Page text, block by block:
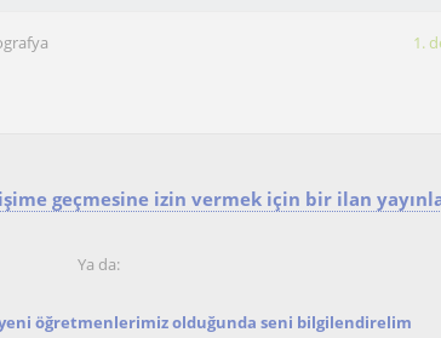
1.
geçmesine izin vermek için bir ilan
Ya da:
öğretmenlerimiz olduğunda seni bilgilendirelim